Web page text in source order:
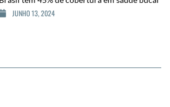
JUNHO 13, 2024